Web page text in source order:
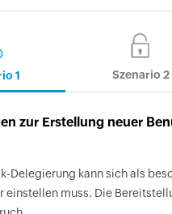
1 Szenario 2
zur Erstellung neuer
Delegierung kann sich als
einstellen muss. Die